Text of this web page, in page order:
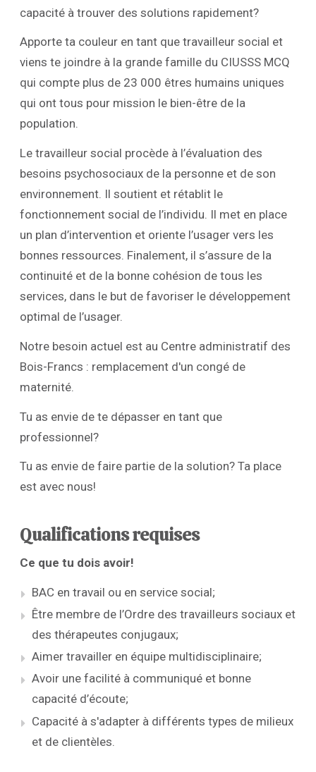
capacité à trouver des solutions rapidement?
Apporte ta couleur en tant que travailleur social et
viens te joindre à la grande famille du CIUSSS MCQ
qui compte plus de 23 000 êtres humains uniques
qui ont tous pour mission le bien-être de la
population.
Le travailleur social procède à l’évaluation des
besoins psychosociaux de la personne et de son
environnement. Il soutient et rétablit le
fonctionnement social de l’individu. Il met en place
un plan d’intervention et oriente l’usager vers les
bonnes ressources. Finalement, il s’assure de la
continuité et de la bonne cohésion de tous les
services, dans le but de favoriser le développement
optimal de l’usager.
Notre besoin actuel est au Centre administratif des
Bois-Francs : remplacement d'un congé de
maternité.
Tu as envie de te dépasser en tant que
professionnel?
Tu as envie de faire partie de la solution? Ta place
est avec nous!
Qualifications requises
Ce que tu dois avoir!
BAC en travail ou en service social;
Être membre de l’Ordre des travailleurs sociaux et
des thérapeutes conjugaux;
Aimer travailler en équipe multidisciplinaire;
Avoir une facilité à communiqué et bonne
capacité d’écoute;
Capacité à s'adapter à différents types de milieux
et de clientèles.